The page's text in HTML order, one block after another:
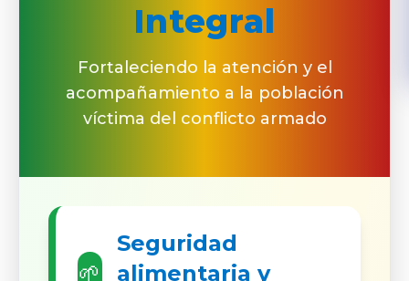
Integral
Fortaleciendo la atención y el
acompañamiento a la población
víctima del conflicto armado
🌱
Seguridad
alimentaria y